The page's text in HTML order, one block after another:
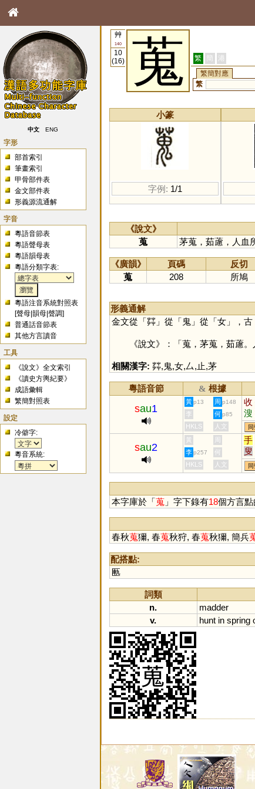
中文 ENG
字形
部首索引
筆畫索引
甲骨部件表
金文部件表
形義源流通解
字音
粵語音節表
粵語聲母表
粵語韻母表
粵語分類字表:
粵語注音系統對照表
[聲母 |韻母 |聲調]
普通話音節表
其他方言讀音
工具
《說文》全文索引
《讀史方輿紀要》
成語彙輯
繁簡對照表
設定
冷僻字:
粵音系統:
艸
140
10
(16)
蒐 繁 簡 港
繁簡對應
繁
小篆
字例: 1/1
《說文》
蒐
茅蒐，茹藘，人血
《廣韻》 頁碼 反切
蒐
208 所鳩
形義通解
金文從「茻 」從「鬼」從「女」，古
《說文》：「蒐，茅蒐，茹藘。
相關漢字: 茻,鬼,女,厶,止,茅
粵語音節 & 根據
sau1
黃 p13 周 p148 收
溲
騪
李 何 p85
HKLS 人文
sau2
黃 周 手
叟
鎪
李 p257
何
HKLS
人文
本字庫於「蒐」字下錄有18個方言
春秋蒐獮, 春蒐秋狩, 春蒐秋獮, 簡兵
配搭點:
匭
詞類
n.
madder
v.
hunt in spring